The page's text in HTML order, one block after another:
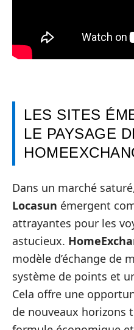
LES SITES
LE PAYSAGE
Dans un marché
Locasun émergent
attrayantes pour les
astucieux.
modèle d’échange de
système de points et
Cela offre une
de nouveaux horizons